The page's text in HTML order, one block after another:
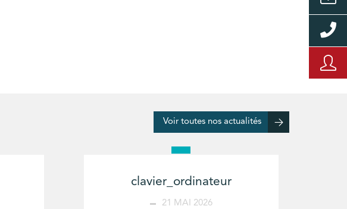
Voir toutes nos actualités
clavier_ordinateur
21 MAI 2026